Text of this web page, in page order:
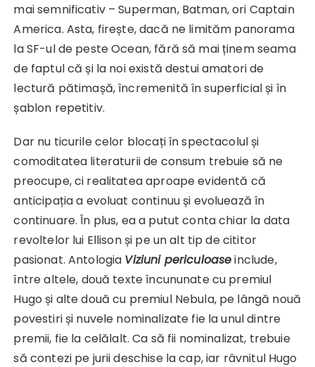
mai semnificativ – Superman, Batman, ori Captain
America. Asta, firește, dacă ne limităm panorama
la SF-ul de peste Ocean, fără să mai ținem seama
de faptul că și la noi există destui amatori de
lectură pătimașă, încremenită în superficial și în
șablon repetitiv.
Dar nu ticurile celor blocați în spectacolul și
comoditatea literaturii de consum trebuie să ne
preocupe, ci realitatea aproape evidentă că
anticipația a evoluat continuu și evoluează în
continuare. În plus, ea a putut conta chiar la data
revoltelor lui Ellison și pe un alt tip de cititor
pasionat. Antologia Viziuni periculoaseinclude,
între altele, două texte încununate cu premiul
Hugo și alte două cu premiul Nebula, pe lângă nouă
povestiri și nuvele nominalizate fie la unul dintre
premii, fie la celălalt. Ca să fii nominalizat, trebuie
să contezi pe jurii deschise la cap, iar râvnitul Hugo